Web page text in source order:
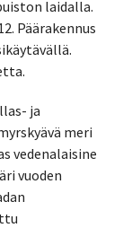
laidalla.
Päärakennus
ja
meri
vedenalaisine
vuoden